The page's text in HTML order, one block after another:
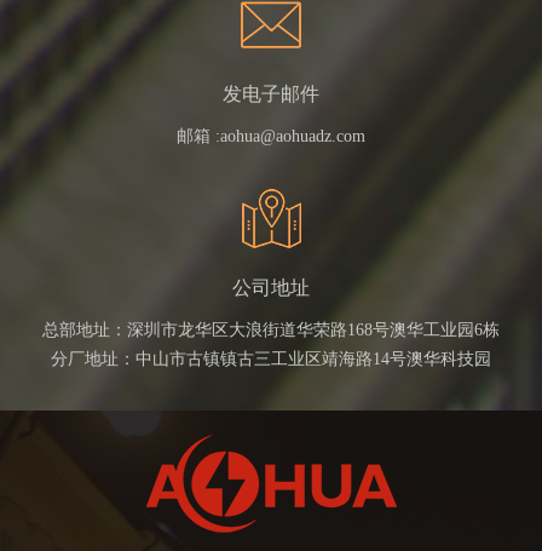
发电子邮件
邮箱 :aohua@aohuadz.com
公司地址
总部地址：深圳市龙华区大浪街道华荣路168号澳华工业园6栋
分厂地址：中山市古镇镇古三工业区靖海路14号澳华科技园